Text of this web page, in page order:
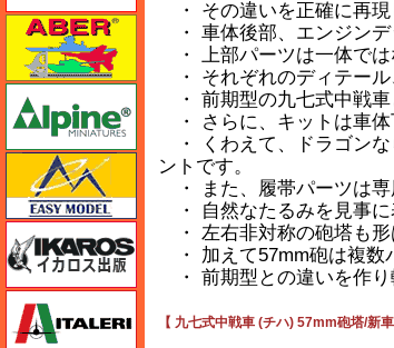
・ その違いを正確に再現
・ 車体後部、エンジンデ
・ 上部パーツは一体では
・ それぞれのディテール
・ 前期型の九七式中戦車
・ さらに、キットは車体
・ くわえて、ドラゴンな
ントです。
・ また、履帯パーツは専
・ 自然なたるみを見事に
・ 左右非対称の砲塔も形
・ 加えて57mm砲は複数
・ 前期型との違いを作り
【 九七式中戦車 (チハ) 57mm砲塔/新車
アルパイン
イージーモデル
イカロス出版